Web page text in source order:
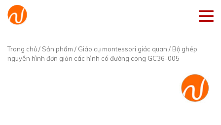
Trang chủ/ Sản phẩm / Giáo cụ montessori giác quan / Bộ ghép
nguyên hình đơn giản các hình có đường cong GC36-005